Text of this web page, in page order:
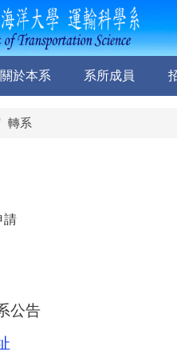
關於本系 系所成員
轉系
請
公告